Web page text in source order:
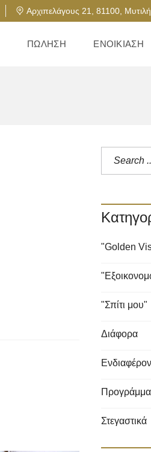
Αρχιπελάγους 21, 81100,
ΠΏΛΗΣΗ ΕΝΟΙΚΊΑΣΗ
"Golden
"Σπίτι μου"
Διάφορα
Ενδιαφέρον
Στεγαστικά